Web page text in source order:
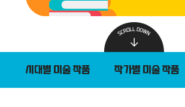
시대별 미술 작품 작가별 미술 작품